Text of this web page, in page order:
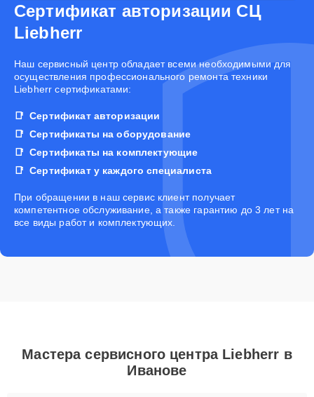
Сертификат авторизации СЦ
Liebherr
Наш сервисный центр обладает всеми необходимыми для
осуществления профессионального ремонта техники
Liebherr сертификатами:
Сертификат авторизации
Сертификаты на оборудование
Сертификаты на комплектующие
Сертификат у каждого специалиста
При обращении в наш сервис клиент получает
компетентное обслуживание, а также гарантию до 3 лет на
все виды работ и комплектующих.
Мастера сервисного центра Liebherr в
Иванове